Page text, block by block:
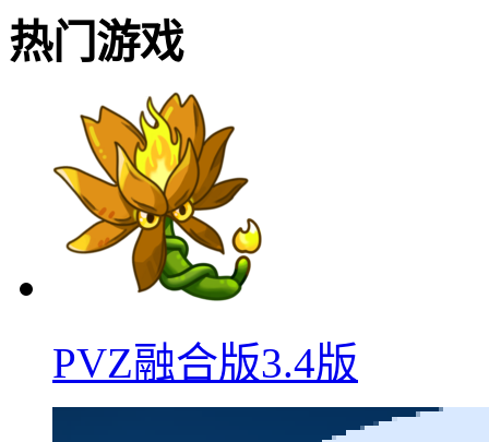
热门游戏
PVZ融合版3.4版